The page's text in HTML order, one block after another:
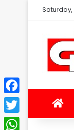
Saturday,
Facebook
Twitter